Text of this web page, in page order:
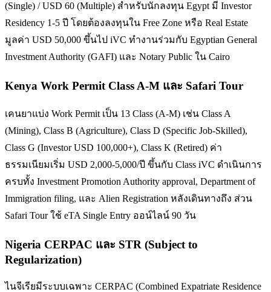
(Single) / USD 60 (Multiple) สำหรับนักลงทุน Egypt มี Investor
Residency 1-5 ปี โดยต้องลงทุนใน Free Zone หรือ Real Estate
มูลค่า USD 50,000 ขึ้นไป iVC ทำงานร่วมกับ Egyptian General
Investment Authority (GAFI) และ Notary Public ใน Cairo
Kenya Work Permit Class A-M และ Safari Tour
เคนยาแบ่ง Work Permit เป็น 13 Class (A-M) เช่น Class A
(Mining), Class B (Agriculture), Class D (Specific Job-Skilled),
Class G (Investor USD 100,000+), Class K (Retired) ค่า
ธรรมเนียมเริ่ม USD 2,000-5,000/ปี ขึ้นกับ Class iVC ดำเนินการ
ครบทั้ง Investment Promotion Authority approval, Department of
Immigration filing, และ Alien Registration หลังเดินทางถึง ส่วน
Safari Tour ใช้ eTA Single Entry ออน์ไลน์ 90 วัน
Nigeria CERPAC และ STR (Subject to
Regularization)
ไนจีเรียมีระบบเฉพาะ CERPAC (Combined Expatriate Residence